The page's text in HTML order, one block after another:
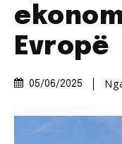
Evropë
05/06/2025